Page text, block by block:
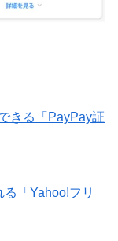
きる「PayPay証
「Yahoo!フリ